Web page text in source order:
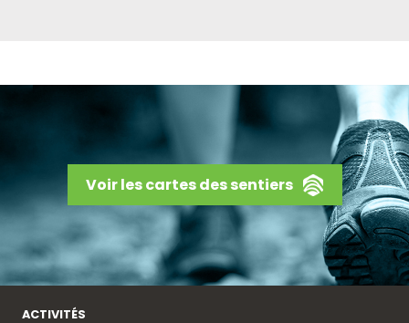
Voir les cartes des sentiers
ACTIVITÉS